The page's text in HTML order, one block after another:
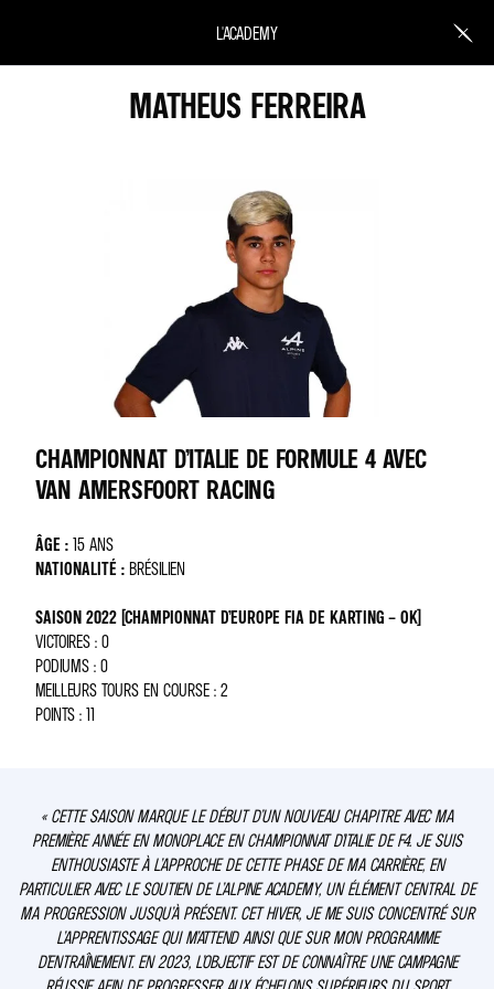
L'ACADEMY
MATHEUS FERREIRA
CHAMPIONNAT D’ITALIE DE FORMULE 4 AVEC
VAN AMERSFOORT RACING
ÂGE : 15 ANS
NATIONALITÉ : BRÉSILIEN
SAISON 2022 (CHAMPIONNAT D’EUROPE FIA DE KARTING – OK)
VICTOIRES : 0
PODIUMS : 0
MEILLEURS TOURS EN COURSE : 2
POINTS : 11
« CETTE SAISON MARQUE LE DÉBUT D’UN NOUVEAU CHAPITRE AVEC MA
PREMIÈRE ANNÉE EN MONOPLACE EN CHAMPIONNAT D’ITALIE DE F4. JE SUIS
ENTHOUSIASTE À L’APPROCHE DE CETTE PHASE DE MA CARRIÈRE, EN
PARTICULIER AVEC LE SOUTIEN DE L’ALPINE ACADEMY, UN ÉLÉMENT CENTRAL DE
MA PROGRESSION JUSQU’À PRÉSENT. CET HIVER, JE ME SUIS CONCENTRÉ SUR
L’APPRENTISSAGE QUI M’ATTEND AINSI QUE SUR MON PROGRAMME
D’ENTRAÎNEMENT. EN 2023, L’OBJECTIF EST DE CONNAÎTRE UNE CAMPAGNE